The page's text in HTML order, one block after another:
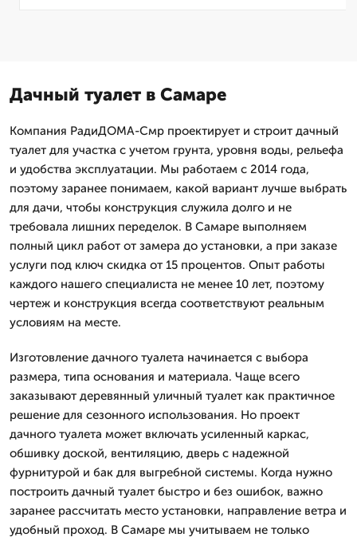
Дачный туалет в Самаре
Компания РадиДОМА-Смр проектирует и строит дачный
туалет для участка с учетом грунта, уровня воды, рельефа
и удобства эксплуатации. Мы работаем с 2014 года,
поэтому заранее понимаем, какой вариант лучше выбрать
для дачи, чтобы конструкция служила долго и не
требовала лишних переделок. В Самаре выполняем
полный цикл работ от замера до установки, а при заказе
услуги под ключ скидка от 15 процентов. Опыт работы
каждого нашего специалиста не менее 10 лет, поэтому
чертеж и конструкция всегда соответствуют реальным
условиям на месте.
Изготовление дачного туалета начинается с выбора
размера, типа основания и материала. Чаще всего
заказывают деревянный уличный туалет как практичное
решение для сезонного использования. Но проект
дачного туалета может включать усиленный каркас,
обшивку доской, вентиляцию, дверь с надежной
фурнитурой и бак для выгребной системы. Когда нужно
построить дачный туалет быстро и без ошибок, важно
заранее рассчитать место установки, направление ветра и
удобный проход. В Самаре мы учитываем не только